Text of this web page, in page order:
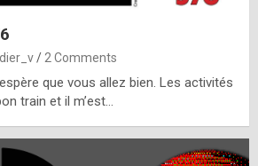
2 Comments
que vous allez bien. Les activités
train et il m’est…